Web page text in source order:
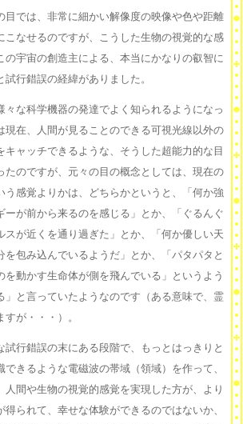
では、非常に細かい解像度の映像や色や距離
こなせるのですが、こうした生物の視覚的な感
の宇宙の創造主による、本当にかなりの叡智に
行錯誤の経緯がありました。
な科学機器の発達でよく知られるようになっ
現在、人間が見ることのできる可視光線以外の
キャッチできるような、そうした超能力的な目
たのですが、元々の目の概念としては、現在の
う感覚よりかは、どちらかというと、「何か強
ーが前から来るのを感じる」とか、「ぐるんぐ
スが近くを通り過ぎた」とか、「何か優しい天
を包み込んでいるようだ」とか、「パタパタと
を動かす生命体が側を飛んでいる」というよう
」と言っていたようなのです（ある意味で、霊
が・・・）。
行錯誤の末にある段階で、もっとはっきりと
きるような電磁波の帯域（領域）を作って、
人間や生物の視覚的感覚を実現した方が、より
得られて、幸せな体験ができるのではないか、